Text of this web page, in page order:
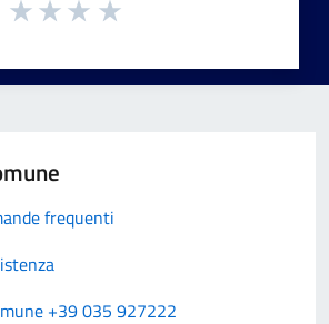
frequenti
+39 035 927222